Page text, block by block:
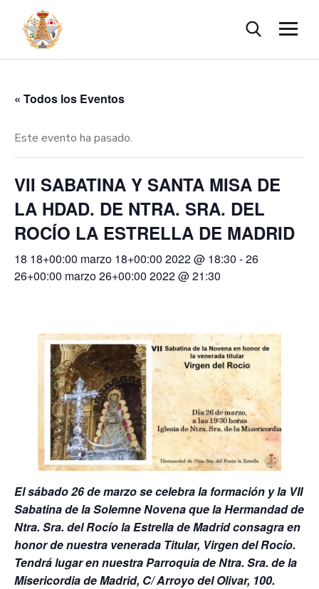
« Todos los Eventos
Este evento ha pasado.
VII SABATINA Y SANTA MISA DE
LA HDAD. DE NTRA. SRA. DEL
ROCÍO LA ESTRELLA DE MADRID
18 18+00:00 marzo 18+00:00 2022 @ 18:30 -26
26+00:00 marzo 26+00:00 2022 @ 21:30
El sábado 26 de marzo se celebra la formación y la VII
Sabatina de la Solemne Novena que la Hermandad de
Ntra. Sra. del Rocío la Estrella de Madrid consagra en
honor de nuestra venerada Titular, Virgen del Rocío.
Tendrá lugar en nuestra Parroquia de Ntra. Sra. de la
Misericordia de Madrid, C/ Arroyo del Olivar, 100.